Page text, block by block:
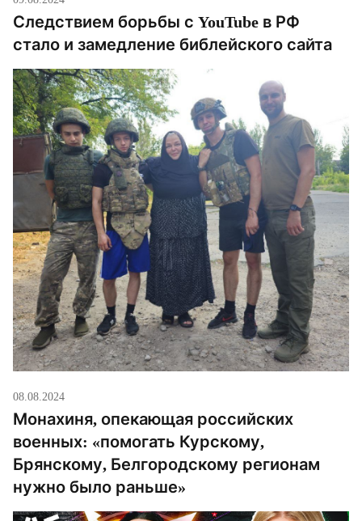
Следствием борьбы с YouTube в РФ
стало и замедление библейского сайта
08.08.2024
Монахиня, опекающая российских
военных: «помогать Курскому,
Брянскому, Белгородскому регионам
нужно было раньше»